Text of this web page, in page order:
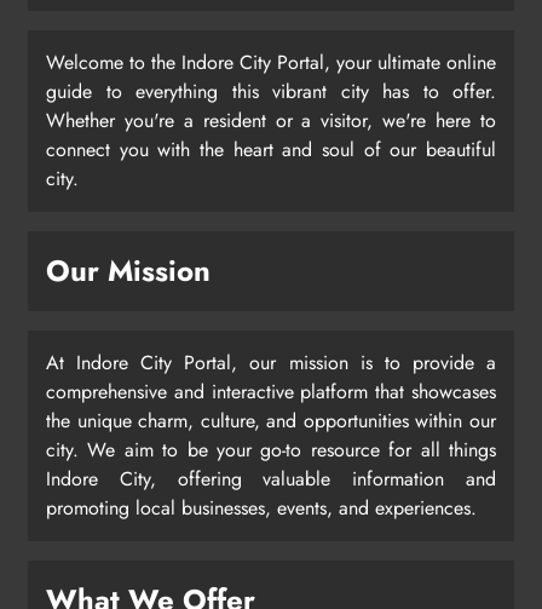
Welcome to the Indore City Portal, your ultimate online
guide to everything this vibrant city has to offer.
Whether you're a resident or a visitor, we're here to
connect you with the heart and soul of our beautiful
city.
Our Mission
At Indore City Portal, our mission is to provide a
comprehensive and interactive platform that showcases
the unique charm, culture, and opportunities within our
city. We aim to be your go-to resource for all things
Indore City, offering valuable information and
promoting local businesses, events, and experiences.
What We Offer